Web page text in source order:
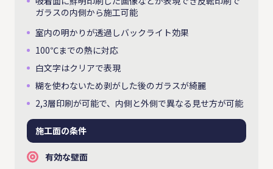
ガラスの内側から施工可能
室内の明かりが透過しバックライト効果
100℃までの熱に対応
白文字はクリアで表現
糊を使わないため剥がした後のガラスが綺麗
2,3層印刷が可能で、内側と外側で異なる見せ方が可能
施工面の条件
有効な壁面